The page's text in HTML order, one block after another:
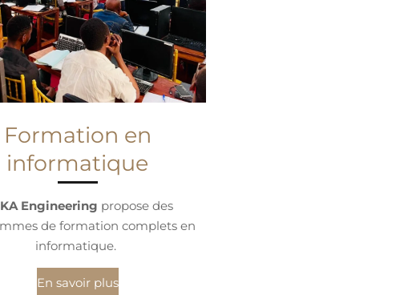
Formation en
informatique
Engineering propose des
de formation complets en
informatique.
En savoir plus